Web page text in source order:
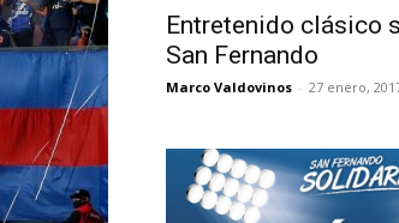
Entretenido clásico
San Fernando
Marco Valdovinos - 27 enero,